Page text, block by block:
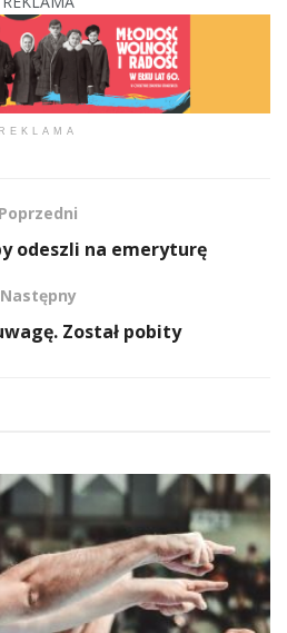
REKLAMA
Poprzedni
odeszli na emeryturę
Następny
Został pobity